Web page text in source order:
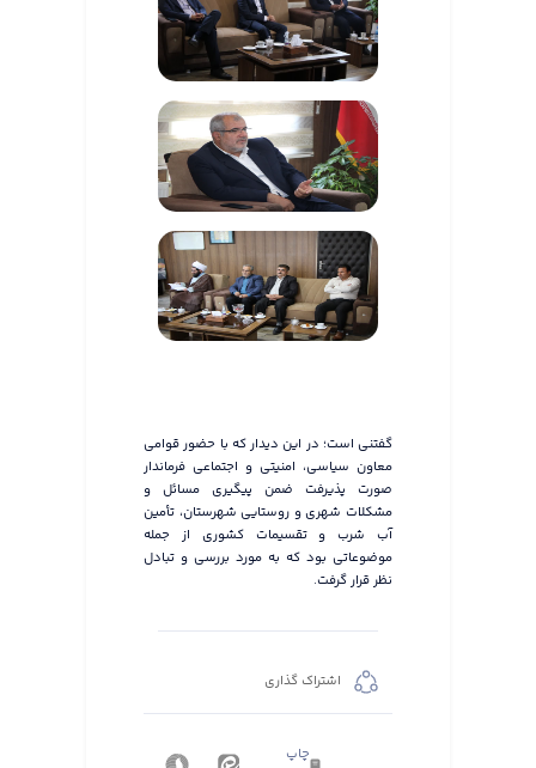
گفتنی است؛ در این دیدار که با حضور قوامی
معاون سیاسی، امنیتی و اجتماعی فرماندار
صورت پذیرفت ضمن پیگیری مسائل و
مشکلات شهری و روستایی شهرستان، تأمین
آب شرب و تقسیمات کشوری از جمله
موضوعاتی بود که به مورد بررسی و تبادل
نظر قرار گرفت.
اشتراک گذاری
چاپ